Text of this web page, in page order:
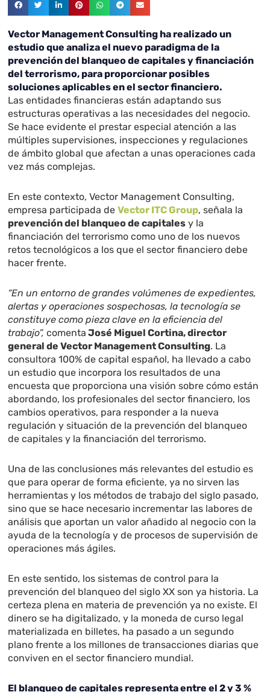
Vector Management Consulting ha realizado un
estudio que analiza el nuevo paradigma de la
prevención del blanqueo de capitales y financiación
del terrorismo, para proporcionar posibles
soluciones aplicables en el sector financiero.
Las entidades financieras están adaptando sus
estructuras operativas a las necesidades del negocio.
Se hace evidente el prestar especial atención a las
múltiples supervisiones, inspecciones y regulaciones
de ámbito global que afectan a unas operaciones cada
vez más complejas.
En este contexto, Vector Management Consulting,
empresa participada deVector ITC Group, señala la
prevención del blanqueo de capitales y la
financiación del terrorismo como uno de los nuevos
retos tecnológicos a los que el sector financiero debe
hacer frente.
“En un entorno de grandes volúmenes de expedientes,
alertas y operaciones sospechosas, la tecnología se
constituye como pieza clave en la eficiencia del
trabajo”,comenta José Miguel Cortina, director
general de Vector Management Consulting. La
consultora 100% de capital español, ha llevado a cabo
un estudio que incorpora los resultados de una
encuesta que proporciona una visión sobre cómo están
abordando, los profesionales del sector financiero, los
cambios operativos, para responder a la nueva
regulación y situación de la prevención del blanqueo
de capitales y la financiación del terrorismo.
Una de las conclusiones más relevantes del estudio es
que para operar de forma eficiente, ya no sirven las
herramientas y los métodos de trabajo del siglo pasado,
sino que se hace necesario incrementar las labores de
análisis que aportan un valor añadido al negocio con la
ayuda de la tecnología y de procesos de supervisión de
operaciones más ágiles.
En este sentido, los sistemas de control para la
prevención del blanqueo del siglo XX son ya historia. La
certeza plena en materia de prevención ya no existe. El
dinero se ha digitalizado, y la moneda de curso legal
materializada en billetes, ha pasado a un segundo
plano frente a los millones de transacciones diarias que
conviven en el sector financiero mundial.
El blanqueo de capitales representa entre el 2 y 3 %